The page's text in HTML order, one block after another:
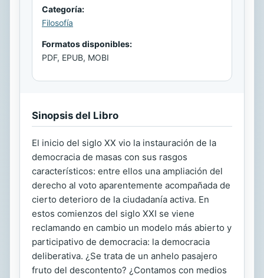
Categoría:
Filosofía
Formatos disponibles:
PDF, EPUB, MOBI
Sinopsis del Libro
El inicio del siglo XX vio la instauración de la
democracia de masas con sus rasgos
característicos: entre ellos una ampliación del
derecho al voto aparentemente acompañada de
cierto deterioro de la ciudadanía activa. En
estos comienzos del siglo XXI se viene
reclamando en cambio un modelo más abierto y
participativo de democracia: la democracia
deliberativa. ¿Se trata de un anhelo pasajero
fruto del descontento? ¿Contamos con medios